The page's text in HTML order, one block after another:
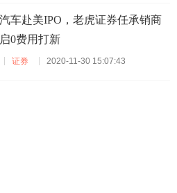
车赴美IPO，老虎证券任承销商
0费用打新
证券 2020-11-30 15:07:43